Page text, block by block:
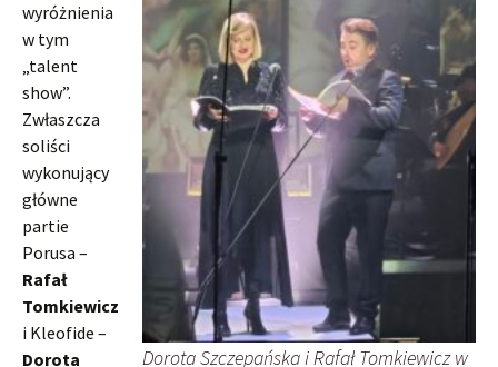
Dorota Szczepańska i Rafał Tomkiewicz w
wyróżnienia
w tym
„talent
show”.
Zwłaszcza
soliści
wykonujący
główne
partie
Porusa –
Rafał
Tomkiewicz
i Kleofide –
Dorota